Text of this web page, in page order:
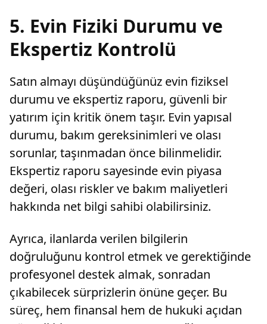
5. Evin Fiziki Durumu ve
Ekspertiz Kontrolü
Satın almayı düşündüğünüz evin fiziksel
durumu ve ekspertiz raporu, güvenli bir
yatırım için kritik önem taşır. Evin yapısal
durumu, bakım gereksinimleri ve olası
sorunlar, taşınmadan önce bilinmelidir.
Ekspertiz raporu sayesinde evin piyasa
değeri, olası riskler ve bakım maliyetleri
hakkında net bilgi sahibi olabilirsiniz.
Ayrıca, ilanlarda verilen bilgilerin
doğruluğunu kontrol etmek ve gerektiğinde
profesyonel destek almak, sonradan
çıkabilecek sürprizlerin önüne geçer. Bu
süreç, hem finansal hem de hukuki açıdan